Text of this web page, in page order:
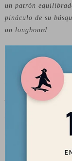
un patrón
pináculo de su
un longboard.
ESPECIFICACIONES
Largo: 38.4 ”/ 97.5
Ancho: 8.6 ”/ 22 cm
Distancia entre
Peso (solo